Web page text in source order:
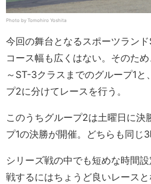
Photo by Tomohiro Yoshita
今回の舞台となるスポーツランド
コース幅も広くはない。そのた
～ST-3クラスまでのグループ1
プ2に分けてレースを行う。
このうちグループ2は土曜日に決
プ1の決勝が開催。どちらも同じ3
シリーズ戦の中でも短めな時間
戦するにはちょうど良いレースと